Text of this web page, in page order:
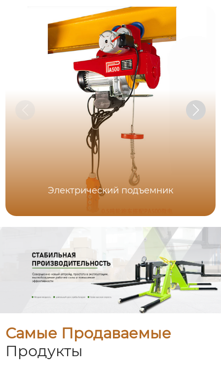
Электрический подъемник
Самые Продаваемые
Продукты